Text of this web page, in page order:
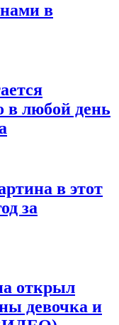
в
в любой день
в этот
за
открыл
девочка и